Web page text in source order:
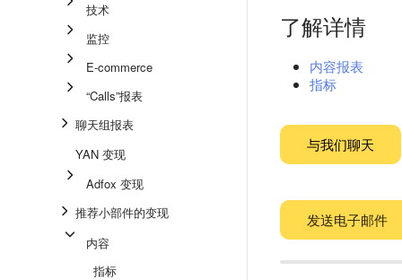
技术
监控
E-commerce
“Calls”报表
聊天组报表
YAN 变现
Adfox 变现
推荐小部件的变现
内容
指标
了解详情
内容报表
指标
与我们聊天
发送电子邮件